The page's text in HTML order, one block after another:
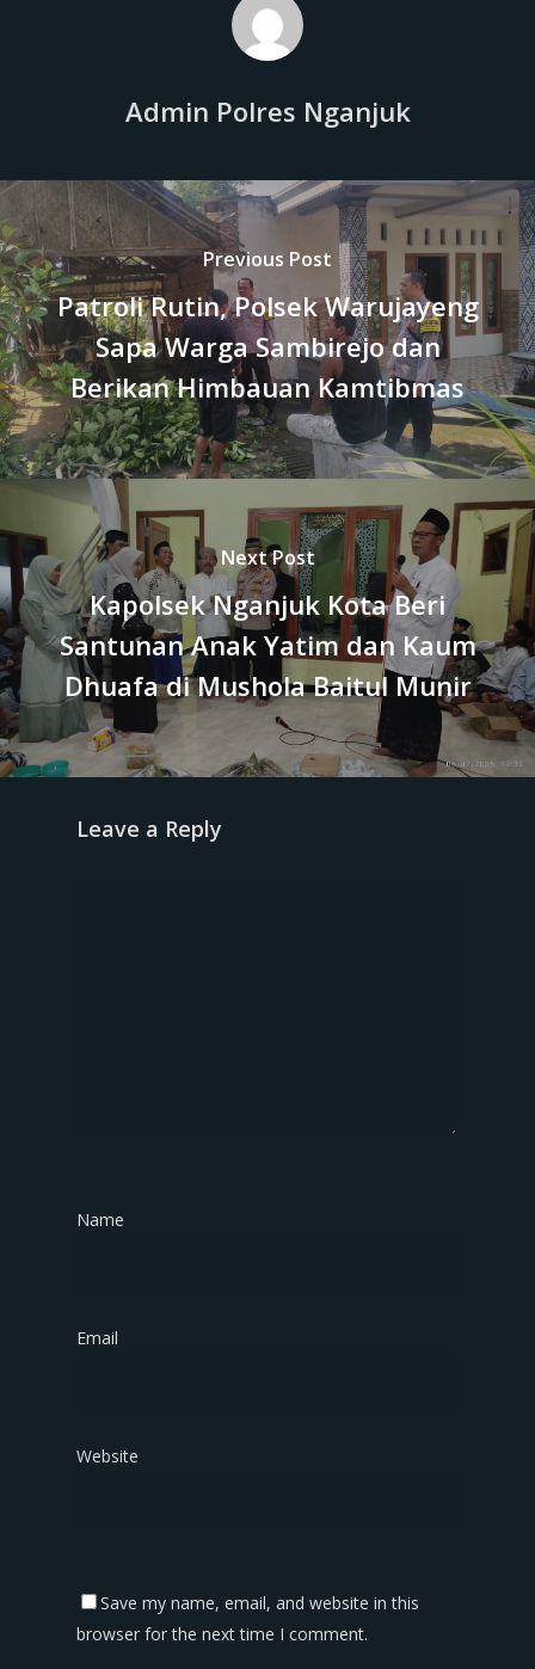
Admin Polres Nganjuk
Previous Post
Patroli Rutin, Polsek Warujayeng
Sapa Warga Sambirejo dan
Berikan Himbauan Kamtibmas
Next Post
Kapolsek Nganjuk Kota Beri
Santunan Anak Yatim dan Kaum
Dhuafa di Mushola Baitul Munir
Leave a Reply
Name
Email
Website
Save my name, email, and website in this
browser for the next time I comment.